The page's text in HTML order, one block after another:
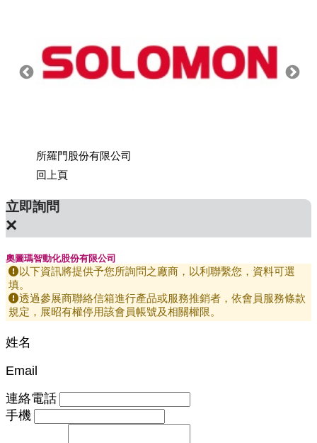
所羅門股份有限公司
回上頁
立即詢問
×
奧圖瑪智動化股份有限公司
以下資訊將提供予您所詢問之廠商，以利聯繫您，資料可選
填。
透過參展商聯絡信箱進行產品或服務推銷者，依會員服務條款
規定，展昭有權停用該會員帳號及相關權限。
姓名
Email
連絡電話
手機